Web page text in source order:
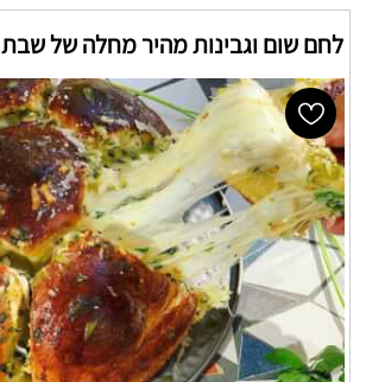
לחם שום וגבינות מהיר מחלה של שבת